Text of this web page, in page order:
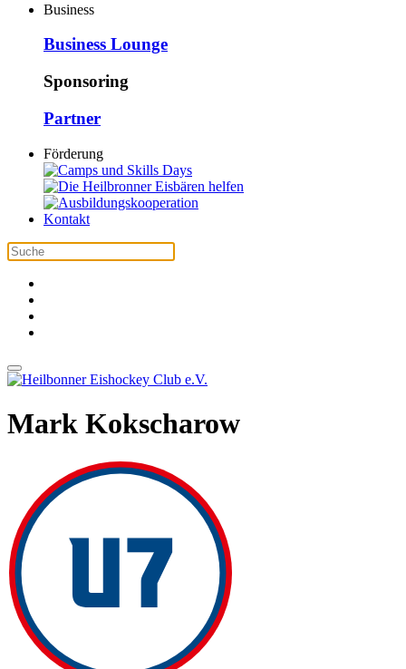
Business
Business Lounge
Sponsoring
Partner
Förderung
Kontakt
Mark Kokscharow